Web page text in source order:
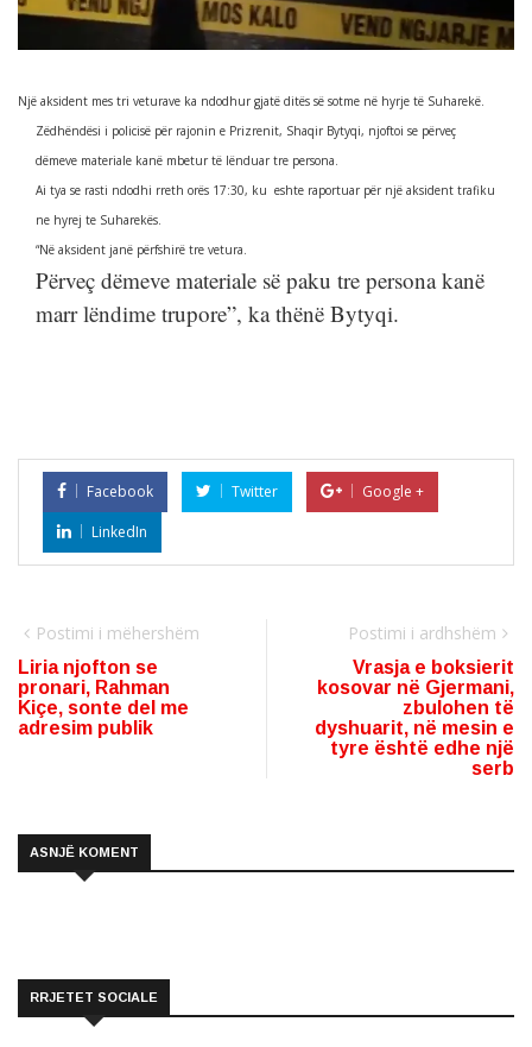
Një aksident mes tri veturave ka ndodhur gjatë ditës së sotme në hyrje të Suharekë.
Zëdhëndësi i policisë për rajonin e Prizrenit, Shaqir Bytyqi, njoftoi se përveç
dëmeve materiale kanë mbetur të lënduar tre persona.
Ai tya se rasti ndodhi rreth orës 17:30, ku eshte raportuar për një aksident trafiku
ne hyrej te Suharekës.
“Në aksident janë përfshirë tre vetura.
Përveç dëmeve materiale së paku tre persona kanë
marr lëndime trupore”, ka thënë Bytyqi.
Facebook Twitter
Google +
LinkedIn
Postimi i mëhershëm
Liria njofton se
pronari, Rahman
Kiçe, sonte del me
adresim publik
Postimi i ardhshëm
Vrasja e boksierit
kosovar në Gjermani,
zbulohen të
dyshuarit, në mesin e
tyre është edhe një
serb
ASNJË KOMENT
RRJETET SOCIALE